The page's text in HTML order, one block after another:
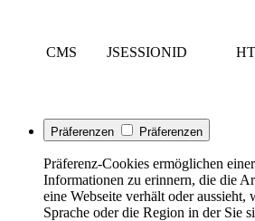
CMS JSESSIONID
Präferenzen Präferenzen
Präferenz-Cookies ermöglichen
Informationen zu erinnern, die die
eine Webseite verhält oder
Sprache oder die Region in der Sie